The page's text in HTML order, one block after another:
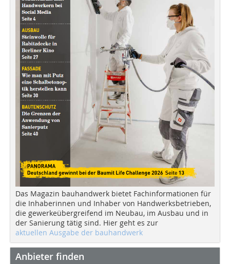
Das Magazin bauhandwerk bietet Fachinformationen für
die Inhaberinnen und Inhaber von Handwerksbetrieben,
die gewerkeübergreifend im Neubau, im Ausbau und in
der Sanierung tätig sind. Hier geht es zur
aktuellen Ausgabe der bauhandwerk
Anbieter finden